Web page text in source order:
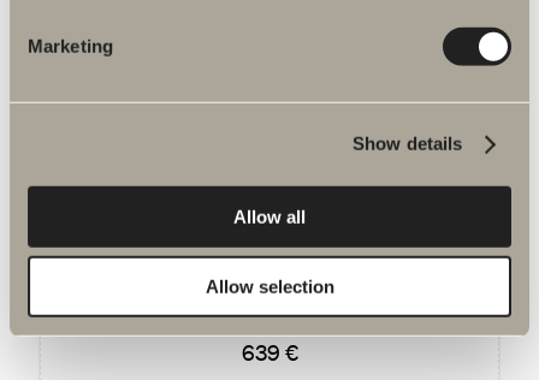
Marketing
Show details
Allow all
Allow selection
Zaga -pyyhekuivain
Pystymallinen vesikiertoinen pyyhekuivain.
639 €